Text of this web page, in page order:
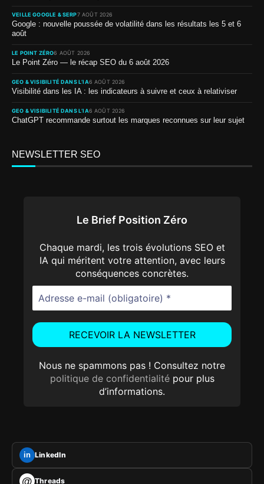
VEILLE GOOGLE & SERP7 AOÛT 2026
Google : nouvelle poussée de volatilité dans les résultats les 5 et 6
août
LE POINT ZÉRO6 AOÛT 2026
Le Point Zéro — le récap SEO du 6 août 2026
GEO & VISIBILITÉ DANS L’IA6 AOÛT 2026
Visibilité dans les IA : les indicateurs à suivre et ceux à relativiser
GEO & VISIBILITÉ DANS L’IA6 AOÛT 2026
ChatGPT recommande surtout les marques reconnues sur leur sujet
NEWSLETTER SEO
Le Brief Position Zéro
Chaque mardi, les trois évolutions SEO et
IA qui méritent votre attention, avec leurs
conséquences concrètes.
Nous ne spammons pas ! Consultez notre
politique de confidentialitépour plus
d’informations.
in LinkedIn
@ Threads